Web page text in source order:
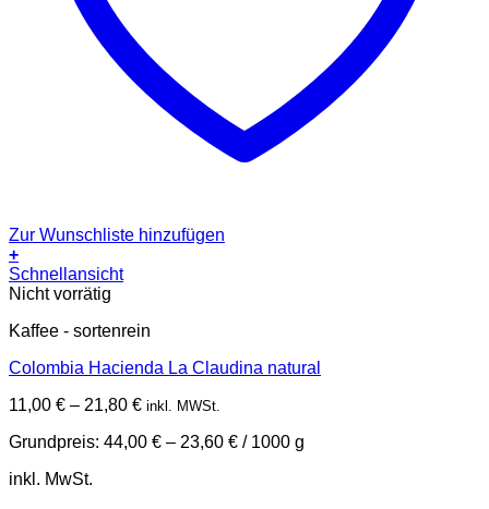
Zur Wunschliste hinzufügen
+
Dieses
Produkt
mehrere
auf.
Optionen
auf
der
Produktseite
Schnellansicht
Nicht vorrätig
Kaffee - sortenrein
Colombia Hacienda La Claudina natural
11,00 € – 21,80 € inkl. MWSt.
Grundpreis: 44,00 € – 23,60 € / 1000 g
inkl. MwSt.